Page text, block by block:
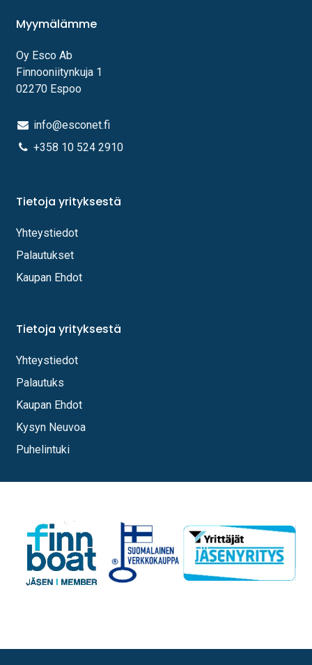
Myymälämme
Oy Esco Ab
Finnooniitynkuja 1
02270 Espoo
info@esconet.fi
+358 10 524 2910
Tietoja yrityksestä
Yhteystiedot
Palautukset
Kaupan Ehdot
Tietoja yrityksestä
Yhteystiedot
Palautuks
Kaupan Ehdot
Kysyn Neuvoa
Puhelintuki